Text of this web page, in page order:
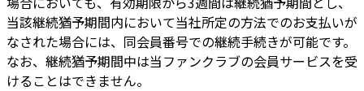
当該継続猶予期間内において当社所定の方法でのお支払いが
なされた場合には、同会員番号での継続手続きが可能です。
なお、継続猶予期間中は当ファンクラブの会員サービスを受
けることはできません。